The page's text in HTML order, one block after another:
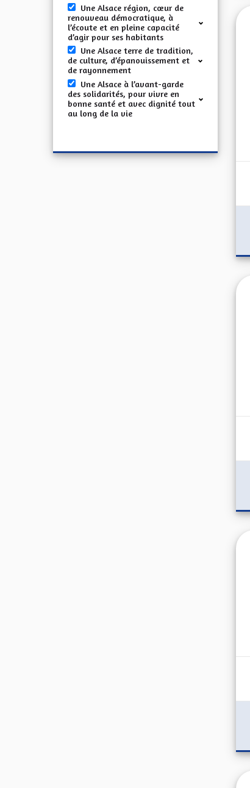
Une Alsace région, cœur de
renouveau démocratique, à
l’écoute et en pleine capacité
d’agir pour ses habitants
Une Alsace terre de tradition,
de culture, d’épanouissement et
de rayonnement
Une Alsace à l’avant-garde
des solidarités, pour vivre en
bonne santé et avec dignité tout
au long de la vie